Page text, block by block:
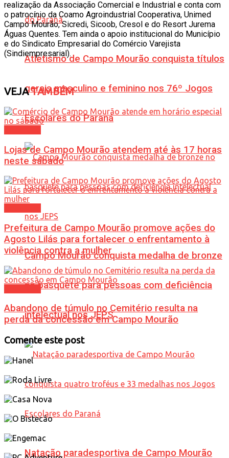
Atletismo de Campo Mourão conquista títulos
gerais masculino e feminino nos 76º Jogos
Escolares do Paraná
Campo Mourão conquista medalha de bronze
no basquete para pessoas com deficiência
intelectual nos JEPS
Natação paradesportiva de Campo Mourão
realização da Associação Comercial e Industrial e conta com
o patrocínio da Coamo Agroindustrial Cooperativa, Unimed
Campo Mourão, Sicredi, Sicoob, Cresol e do Resort Jurema
Águas Quentes. Tem ainda o apoio institucional do Município
e do Sindicato Empresarial do Comércio Varejista
(Sindiempresarial).
VEJATAMBÉM
Lojas de Campo Mourão atendem até às 17 horas
neste sábado
Prefeitura de Campo Mourão promove ações do
Agosto Lilás para fortalecer o enfrentamento à
violência contra a mulher
Abandono de túmulo no Cemitério resulta na
perda da concessão em Campo Mourão
Comente este post